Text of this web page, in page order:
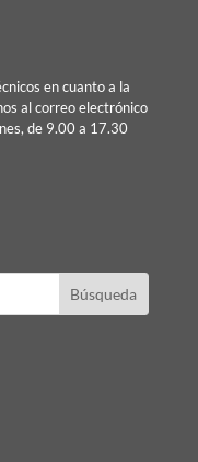
en cuanto a la
al correo electrónico
de 9.00 a 17.30